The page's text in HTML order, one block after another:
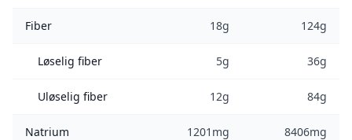
Fiber 18g 124g
Løselig fiber 5g 36g
Uløselig fiber 12g 84g
Natrium 1201mg 8406mg